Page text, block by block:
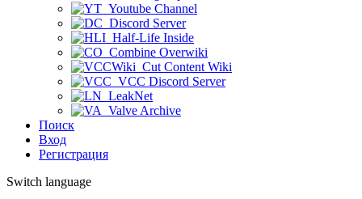
Youtube Channel
Discord Server
Half-Life Inside
Combine Overwiki
Cut Content Wiki
VCC Discord Server
LeakNet
Valve Archive
Поиск
Вход
Регистрация
Switch language